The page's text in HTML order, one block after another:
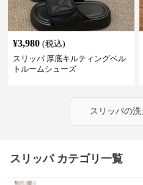
¥3,980 (税込)
スリッパ 厚底キルティングベル
トルームシューズ
スリッパの洗
スリッパ カテゴリ一覧